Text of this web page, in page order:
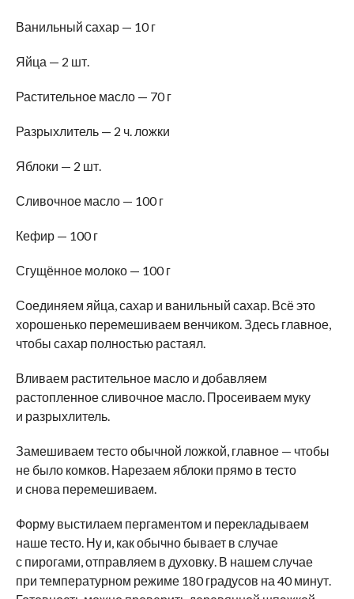
Ванильный сахар — 10 г
Яйца — 2 шт.
Растительное масло — 70 г
Разрыхлитель — 2 ч. ложки
Яблоки — 2 шт.
Сливочное масло — 100 г
Кефир — 100 г
Сгущённое молоко — 100 г
Соединяем яйца, сахар и ванильный сахар. Всё это
хорошенько перемешиваем венчиком. Здесь главное,
чтобы сахар полностью растаял.
Вливаем растительное масло и добавляем
растопленное сливочное масло. Просеиваем муку
и разрыхлитель.
Замешиваем тесто обычной ложкой, главное — чтобы
не было комков. Нарезаем яблоки прямо в тесто
и снова перемешиваем.
Форму выстилаем пергаментом и перекладываем
наше тесто. Ну и, как обычно бывает в случае
с пирогами, отправляем в духовку. В нашем случае
при температурном режиме 180 градусов на 40 минут.